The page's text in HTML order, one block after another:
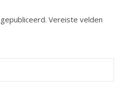
Vereiste velden